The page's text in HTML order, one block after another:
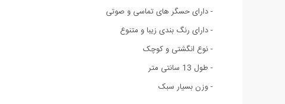
- دارای حسگر های تماسی و صوتی
- دارای رنگ بندی زیبا و متنوع
- نوع انگشتی و کوچک
- طول 13 سانتی متر
- وزن بسیار سبک